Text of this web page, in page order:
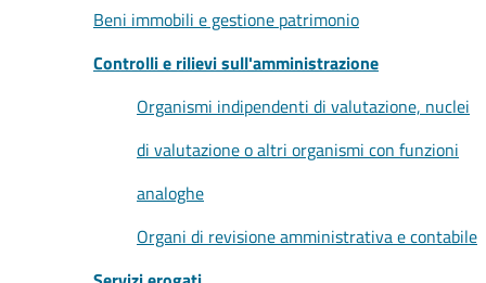
Beni immobili e gestione patrimonio
Controlli e rilievi sull'amministrazione
Organismi indipendenti di valutazione, nuclei
di valutazione o altri organismi con funzioni
analoghe
Organi di revisione amministrativa e contabile